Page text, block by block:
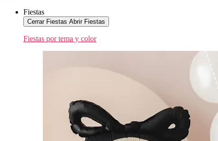
Fiestas
Cerrar Fiestas Abrir Fiestas
Fiestas por tema y color